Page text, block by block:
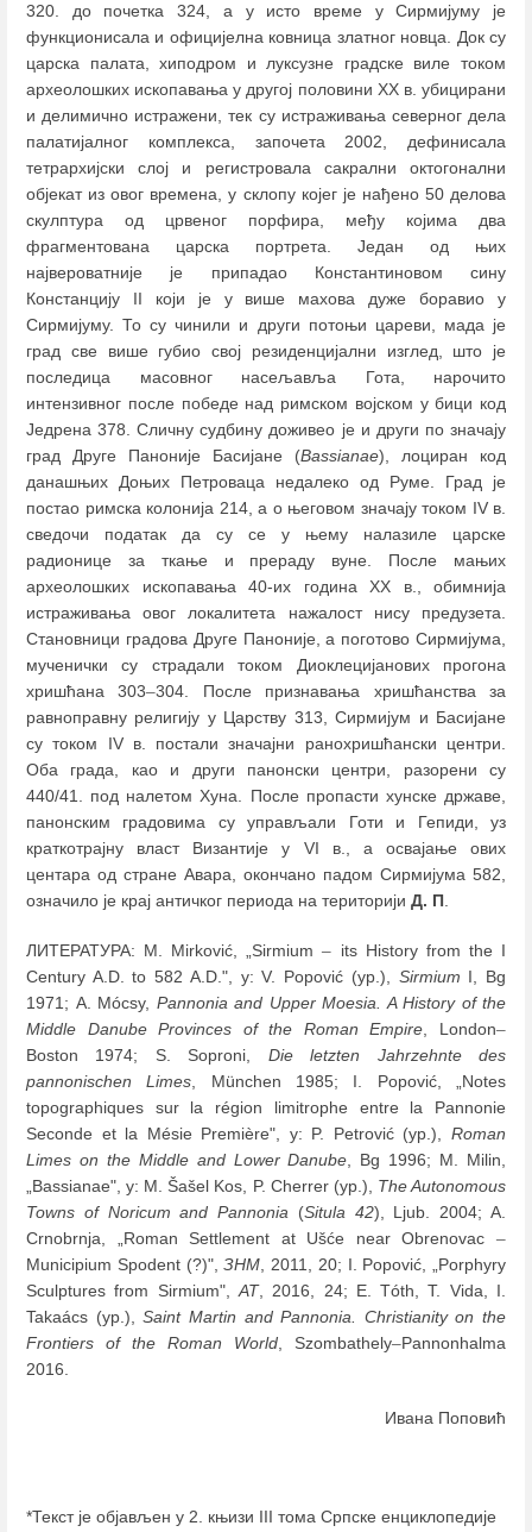
320. до почетка 324, а у исто време у Сирмијуму је
функционисала и официјелна ковница златног новца. Док су
царска палата, хиподром и луксузне градске виле током
археолошких ископавања у другој половини XX в. убицирани
и делимично истражени, тек су истраживања северног дела
палатијалног комплекса, започета 2002, дефинисала
тетрархијски слој и регистровала сакрални октогонални
објекат из овог времена, у склопу којег је нађено 50 делова
скулптура од црвеног порфира, међу којима два
фрагментована царска портрета. Један од њих
највероватније је припадао Константиновом сину
Констанцију II који је у више махова дуже боравио у
Сирмијуму. То су чинили и други потоњи цареви, мада је
град све више губио свој резиденцијални изглед, што је
последица масовног насељавља Гота, нарочито
интензивног после победе над римском војском у бици код
Једренa 378. Сличну судбину доживео је и други по значају
град Друге Паноније Басијане (Bassianae), лоциран код
данашњих Доњих Петроваца недалеко од Руме. Град је
постао римска колонија 214, а о његовом значају током IV в.
сведочи податак да су се у њему налазиле царске
радионице за ткање и прераду вуне. После мањих
археолошких ископавања 40-их година XX в., обимнија
истраживања овог локалитета нажалост нису предузета.
Становници градова Друге Паноније, а поготово Сирмијума,
мученички су страдали током Диоклецијанових прогона
хришћана 303–304. После признавања хришћанства за
равноправну религију у Царству 313, Сирмијум и Басијане
су током IV в. постали значајни ранохришћански центри.
Оба града, као и други панонски центри, разорени су
440/41. под налетом Хуна. После пропасти хунске државе,
панонским градовима су управљали Готи и Гепиди, уз
краткотрајну власт Византије у VI в., а освајање ових
центара од стране Авара, окончано падом Сирмијума 582,
означило је крај античког периода на територији Д. П.
ЛИТЕРАТУРА: M. Mirković, „Sirmium– its History from the I
Century A.D. to 582 A.D.", у: V. Popović (ур.), Sirmium I, Bg
1971; А. Mócsy, Pannonia and Upper Moesia. A History of the
Middle Danube Provinces of the Roman Empire , London–
Boston 1974; S. Soproni, Die letzten Jahrzehnte des
pannonischen Limes , München 1985; I. Popović, „Notes
topographiques sur la région limitrophe entre la Pannonie
Seconde et la Mésie Première", у: P. Petrović (ур.), Roman
Limes on the Middle and Lower Danube , Bg 1996; M. Milin,
„Bassianae", у: M. Šašel Kos, P. Cherrer (ур.), The Autonomous
Towns of Noricum and Pannonia (Situla 42), Ljub. 2004; A.
Crnobrnja, „Roman Settlement at Ušće near Obrenovac –
Municipium Spodent (?)",ЗНМ , 2011, 20; I. Popović, „Porphyry
Sculptures from Sirmium", AT, 2016, 24; E. Tóth, T. Vida, I.
Takaács (ур.),Saint Martin and Pannonia. Christianity on the
Frontiers of the Roman World , Szombathely–Pannonhalma
2016.
Ивана Поповић
*Текст је објављен у 2. књизи III тома Српске енциклопедије